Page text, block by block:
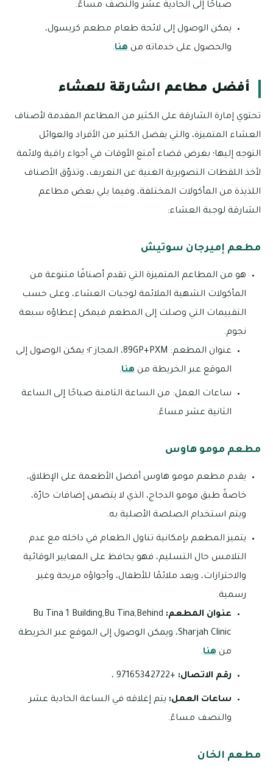
صباحًا إلى الحادية عشر والنصف مساءً.
يمكن الوصول إلى لائحة طعام مطعم كريسول،
والحصول على خدماته من هنا.
أفضل مطاعم الشارقة للعشاء
تحتوي إمارة الشارقة على الكثير من المطاعم المقدمة لأصناف
العشاء المتميزة، والتي يفضل الكثير من الأفراد والعوائل
التوجه إليها؛ بغرض قضاء أمتع الأوقات في أجواء راقية ولائمة
لأخذ اللقطات التصويرية الغنية عن التعريف، وتذوّق الأصناف
اللذيذة من المأكولات المختلفة، وفيما يلي بعض مطاعم
الشارقة لوجبة العشاء:
مطعم إميرجان سوتيش
هو من المطاعم المتميزة التي تقدم أصنافًا متنوعة من
المأكولات الشهية الملائمة لوجبات العشاء، وعلى حسب
التقييمات التي وصلت إلى المطعم فيمكن إعطاؤه سبعة
نجوم.
عنوان المطعم: 89GP+PXM، المجاز ٢؛ يمكن الوصول إلى
الموقع عبر الخريطة من هنا.
ساعات العمل: من الساعة الثامنة صباحًا إلى الساعة
الثانية عشر مساءً.
مطعم مومو هاوس
يقدم مطعم مومو هاوس أفضل الأطعمة على الإطلاق،
خاصةً طبق مومو الدجاج، الذي لا يتضمن إضافات حارّة،
ويتم استخدام الصلصة الأصلية به.
يتميز المطعم بإمكانية تناول الطعام في داخله مع عدم
التلامس حال التسليم، فهو يحافظ على المعايير الوقائية
والاحترازات، ويعد ملائمًا للأطفال، وأجواؤه مريحة وغير
رسمية.
عنوان المطعم: Bu Tina 1 Building,Bu Tina,Behind
Sharjah Clinic، ويمكن الوصول إلى الموقع عبر الخريطة
من هنا.
رقم الاتصال: +97165342722 ،
ساعات العمل: يتم إغلاقه في الساعة الحادية عشر
والنصف مساءً.
مطعم الخان